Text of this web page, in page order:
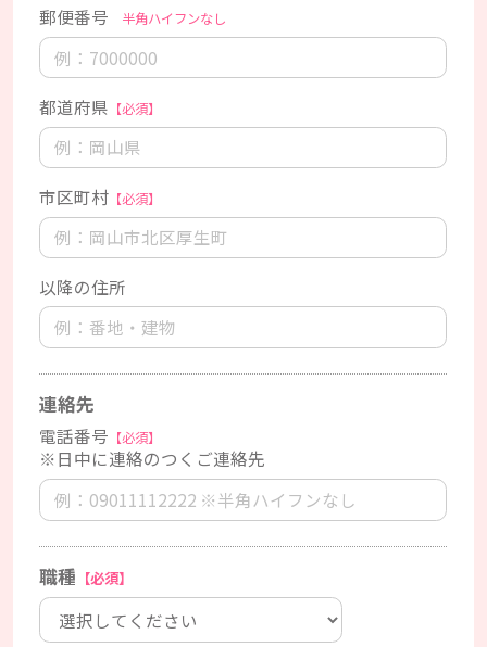
郵便番号 半角ハイフンなし
都道府県 【必須】
市区町村 【必須】
以降の住所
連絡先
電話番号 【必須】
※日中に連絡のつくご連絡先
職種 【必須】